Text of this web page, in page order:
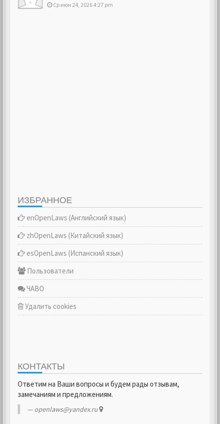
Ср июн 24, 2026 4:27 pm
ИЗБРАННОЕ
enOpenLaws (Английский язык)
zhOpenLaws (Китайский язык)
esOpenLaws (Испанский язык)
Пользователи
ЧАВО
Удалить cookies
КОНТАКТЫ
Ответим на Ваши вопросы и будем рады отзывам,
замечаниям и предложениям.
openlaws@yandex.ru